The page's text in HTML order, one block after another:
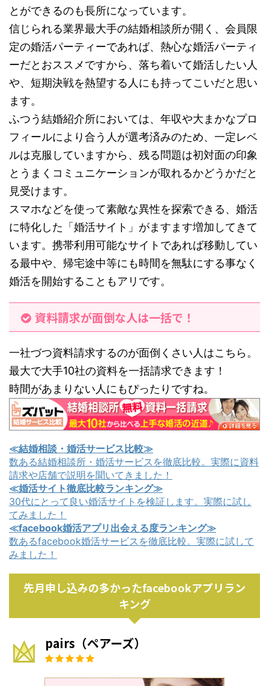
とができるのも長所になっています。
信じられる業界最大手の結婚相談所が開く、会員限
定の婚活パーティーであれば、熱心な婚活パーティ
ーだとおススメですから、落ち着いて婚活したい人
や、短期決戦を熱望する人にも持ってこいだと思い
ます。
ふつう結婚紹介所においては、年収や大まかなプロ
フィールにより合う人が選考済みのため、一定レベ
ルは克服していますから、残る問題は初対面の印象
とうまくコミュニケーションが取れるかどうかだと
見受けます。
スマホなどを使って素敵な異性を探索できる、婚活
に特化した「婚活サイト」がますます増加してきて
います。携帯利用可能なサイトであれば移動してい
る最中や、帰宅途中等にも時間を無駄にする事なく
婚活を開始することもアリです。
資料請求が面倒な人は一括で！
一社づつ資料請求するのが面倒くさい人はこちら。
最大で大手10社の資料を一括請求できます！
時間があまりない人にもぴったりですね。
≪結婚相談・婚活サービス比較≫
数ある結婚相談所・婚活サービスを徹底比較。実際に資料
請求や店舗で説明を聞いてきました！
≪婚活サイト徹底比較ランキング≫
30代にとって良い婚活サイトを検証します。実際に試し
てみました！
≪facebook婚活アプリ出会える度ランキング≫
数あるfacebook婚活サービスを徹底比較。実際に試して
みました！
先月申し込みの多かったfacebookアプリラン
キング
pairs（ペアーズ）